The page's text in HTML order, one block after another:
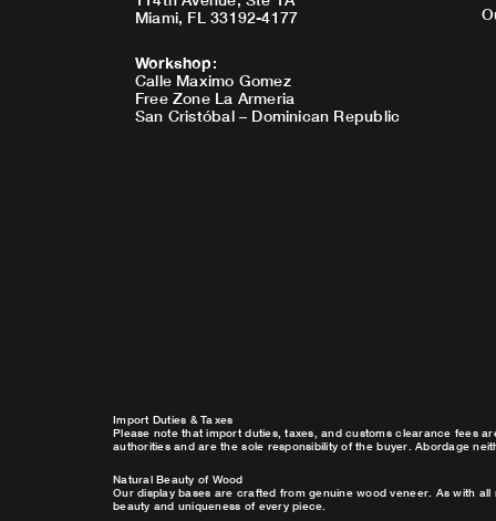
Miami, FL 33192-4177
Workshop:
Calle Maximo Gomez
Free Zone La Armeria
San Cristóbal – Dominican Republic
Import Duties & Taxes
Please note that import duties, taxes, and customs clearance fees
authorities and are the sole responsibility of the buyer. Abordage
Natural Beauty of Wood
Our display bases are crafted from genuine wood veneer. As with
beauty and uniqueness of every piece.